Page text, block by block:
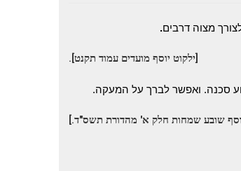
מצוה דרבים.
[ילקוט יוסף מועדים עמוד תקנט].
סכנה. ואפשר לברך על המעקה.
שובע שמחות חלק א' מהדורת תשס"ד.]